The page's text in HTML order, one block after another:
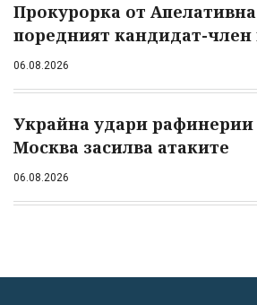
Прокурорка от
поредният кандидат-член
06.08.2026
Украйна удари рафинерии
Москва засилва атаките
06.08.2026